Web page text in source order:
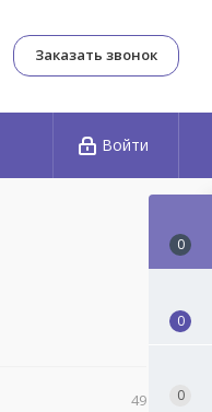
Заказать звонок
Войти
49
0
0
0